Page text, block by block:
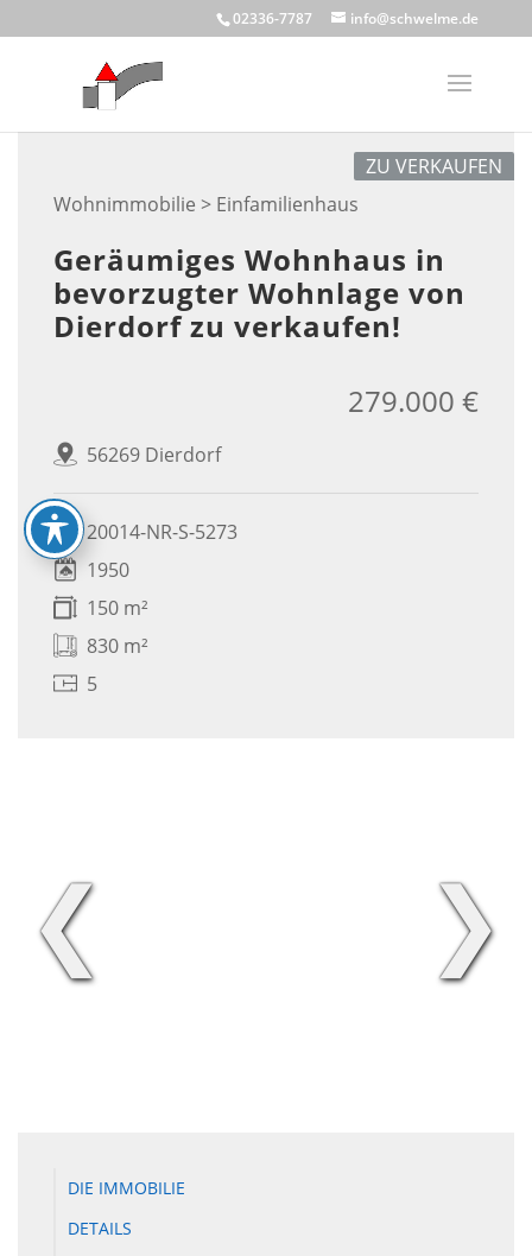
to
02336-7787 info@schwelme.de
Wohnimmobilie > Einfamilienhaus
ZU VERKAUFEN
Geräumiges Wohnhaus in
bevorzugter Wohnlage von
Dierdorf zu verkaufen!
56269 Dierdorf
279.000 €
20014-NR-S-5273
1950
150 m²
830 m²
5
❮ ❯
DIE IMMOBILIE
DETAILS